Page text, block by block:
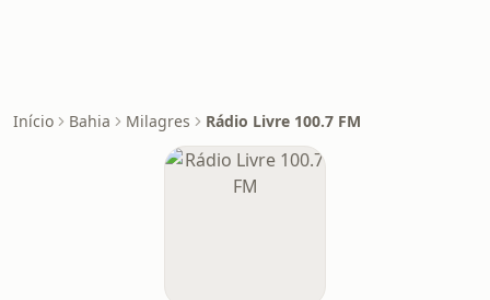
Início Bahia Milagres Rádio Livre 100.7 FM